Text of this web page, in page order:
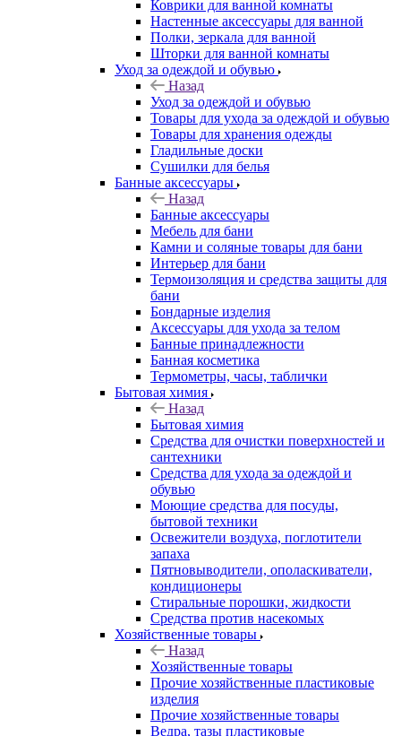
Коврики для ванной комнаты
Настенные аксессуары для ванной
Полки, зеркала для ванной
Шторки для ванной комнаты
Уход за одеждой и обувью
Назад
Уход за одеждой и обувью
Товары для ухода за одеждой и обувью
Товары для хранения одежды
Гладильные доски
Сушилки для белья
Банные аксессуары
Назад
Банные аксессуары
Мебель для бани
Камни и соляные товары для бани
Интерьер для бани
Термоизоляция и средства защиты для
бани
Бондарные изделия
Аксеcсуары для ухода за телом
Банные принадлежности
Банная косметика
Термометры, часы, таблички
Бытовая химия
Назад
Бытовая химия
Средства для очистки поверхностей и
сантехники
Средства для ухода за одеждой и
обувью
Моющие средства для посуды,
бытовой техники
Освежители воздуха, поглотители
запаха
Пятновыводители, ополаскиватели,
кондиционеры
Стиральные порошки, жидкости
Средства против насекомых
Хозяйственные товары
Назад
Хозяйственные товары
Прочие хозяйственные пластиковые
изделия
Прочие хозяйственные товары
Ведра, тазы пластиковые